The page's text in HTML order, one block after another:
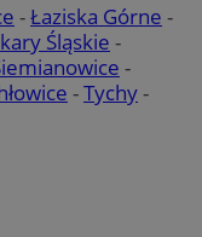
-Łaziska Górne -
Śląskie -
-
-Tychy-